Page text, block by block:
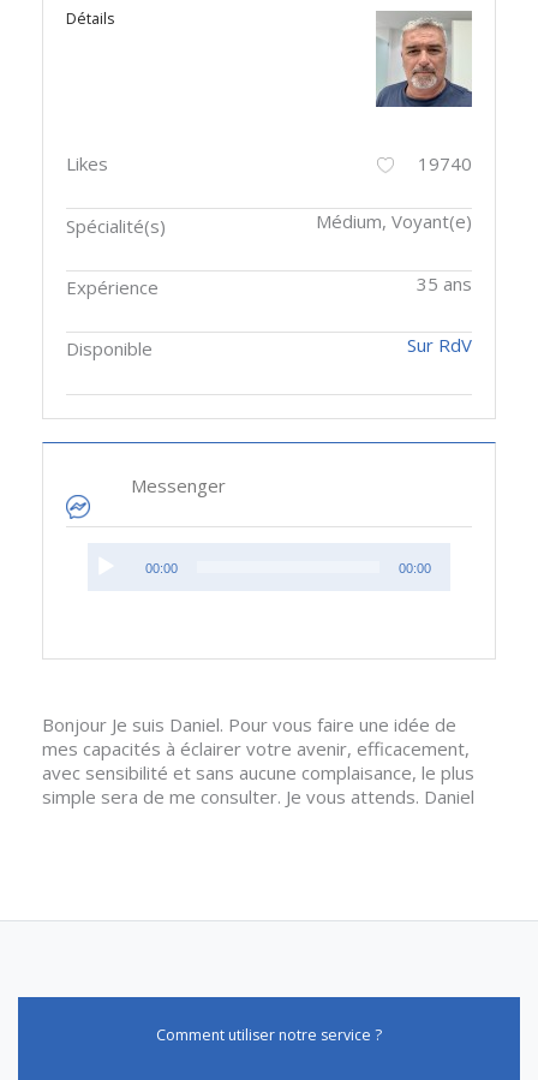
Détails
Likes 19740
Spécialité(s) Médium, Voyant(e)
Expérience 35 ans
Disponible Sur RdV
Messenger
00:00 00:00
Bonjour Je suis Daniel. Pour vous faire une idée de
mes capacités à éclairer votre avenir, efficacement,
avec sensibilité et sans aucune complaisance, le plus
simple sera de me consulter. Je vous attends. Daniel
Comment utiliser notre service ?